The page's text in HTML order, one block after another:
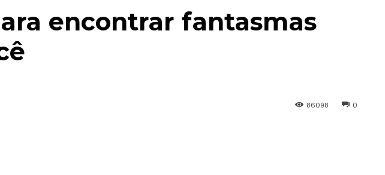
encontrar fantasmas
0
86098